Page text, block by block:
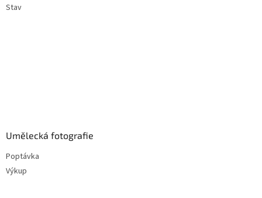
Stav
Umělecká fotografie
Poptávka
Výkup